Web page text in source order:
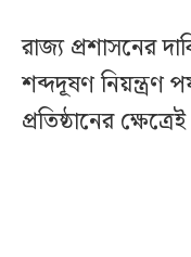
রাজ্য প্রশাসনের
শব্দদূষণ নিয়ন্ত্রণ
প্রতিষ্ঠানের